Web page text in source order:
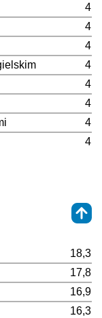
4
4
4
4
4
4
4
4
18,3
17,8
16,9
16,3